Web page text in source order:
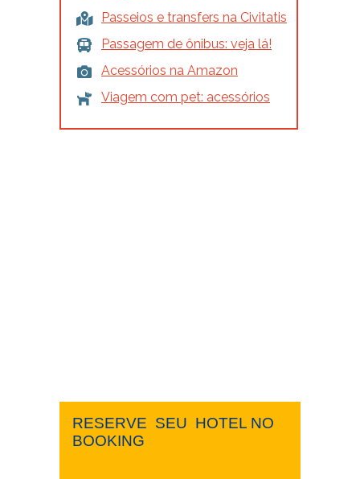
Passeios e transfers na Civitatis
Passagem de ônibus: veja lá!
Acessórios na Amazon
Viagem com pet: acessórios
RESERVE ​ ​SEU ​ ​HOTEL NO ​ ​
BOOKING